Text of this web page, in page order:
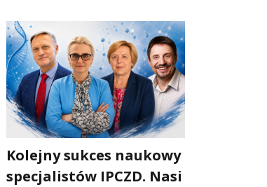
Kolejny sukces naukowy
specjalistów IPCZD. Nasi